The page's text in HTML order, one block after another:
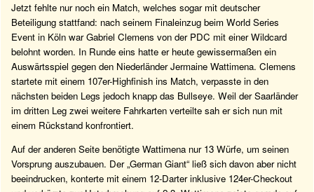
Jetzt fehlte nur noch ein Match, welches sogar mit deutscher
Beteiligung stattfand: nach seinem Finaleinzug beim World Series
Event in Köln war Gabriel Clemens von der PDC mit einer Wildcard
belohnt worden. In Runde eins hatte er heute gewissermaßen ein
Auswärtsspiel gegen den Niederländer Jermaine Wattimena. Clemens
startete mit einem 107er-Highfinish ins Match, verpasste in den
nächsten beiden Legs jedoch knapp das Bullseye. Weil der Saarländer
im dritten Leg zwei weitere Fahrkarten verteilte sah er sich nun mit
einem Rückstand konfrontiert.
Auf der anderen Seite benötigte Wattimena nur 13 Würfe, um seinen
Vorsprung auszubauen. Der „German Giant“ ließ sich davon aber nicht
beeindrucken, konterte mit einem 12-Darter inklusive 124er-Checkout